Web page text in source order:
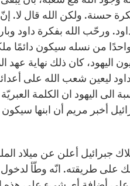
حسنة. ولكن الله قال لا.
ورحّب الله بفكرة داود
من نسله سيكون دائمًا
اليهود، كان ذلك نهاية
ليعين شعب الله على
الى اليهود ان الكلمة
أخبر مريم أن ابنها
جبرائيل أعلن عن ميلاد
على طريقته. انّه وطّأ